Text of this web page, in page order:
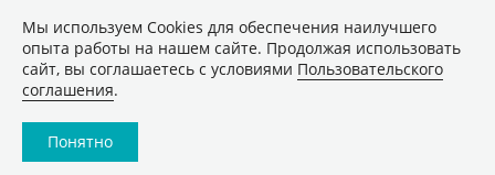
Мы используем Сookies для обеспечения наилучшего
опыта работы на нашем сайте. Продолжая использовать
сайт, вы соглашаетесь с условиями Пользовательского
соглашения.
Понятно